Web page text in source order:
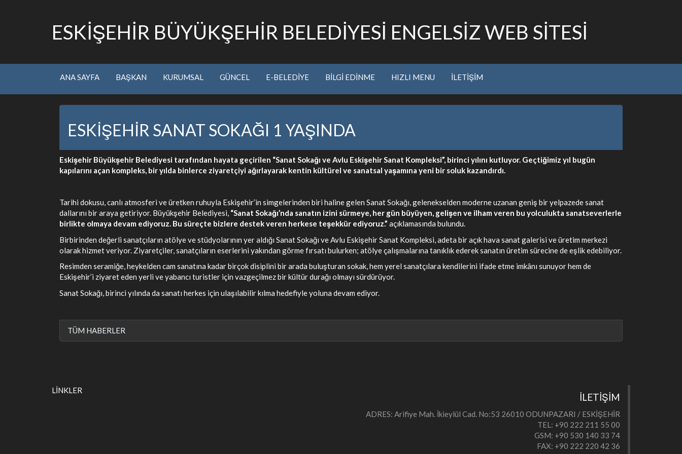
ESKİŞEHİR BÜYÜKŞEHİR BELEDİYESİ ENGELSİZ WEB SİTESİ
ANA SAYFA BAŞKAN KURUMSAL GÜNCEL E-BELEDİYE BİLGİ EDİNME HIZLI MENU İLETİŞİM
ESKİŞEHİR SANAT SOKAĞI 1 YAŞINDA
Eskişehir Büyükşehir Belediyesi tarafından hayata geçirilen “Sanat Sokağı ve Avlu Eskişehir Sanat Kompleksi”, birinci yılını kutluyor. Geçtiğimiz yıl bugün
kapılarını açan kompleks, bir yılda binlerce ziyaretçiyi ağırlayarak kentin kültürel ve sanatsal yaşamına yeni bir soluk kazandırdı.
Tarihi dokusu, canlı atmosferi ve üretken ruhuyla Eskişehir’in simgelerinden biri haline gelen Sanat Sokağı, gelenekselden moderne uzanan geniş bir yelpazede sanat
dallarını bir araya getiriyor. Büyükşehir Belediyesi, “Sanat Sokağı’nda sanatın izini sürmeye, her gün büyüyen, gelişen ve ilham veren bu yolculukta sanatseverlerle
birlikte olmaya devam ediyoruz. Bu süreçte bizlere destek veren herkese teşekkür ediyoruz.” açıklamasında bulundu.
Birbirinden değerli sanatçıların atölye ve stüdyolarının yer aldığı Sanat Sokağı ve Avlu Eskişehir Sanat Kompleksi, adeta bir açık hava sanat galerisi ve üretim merkezi
olarak hizmet veriyor. Ziyaretçiler, sanatçıların eserlerini yakından görme fırsatı bulurken; atölye çalışmalarına tanıklık ederek sanatın üretim sürecine de eşlik edebiliyor.
Resimden seramiğe, heykelden cam sanatına kadar birçok disiplini bir arada buluşturan sokak, hem yerel sanatçılara kendilerini ifade etme imkânı sunuyor hem de
Eskişehir’i ziyaret eden yerli ve yabancı turistler için vazgeçilmez bir kültür durağı olmayı sürdürüyor.
Sanat Sokağı, birinci yılında da sanatı herkes için ulaşılabilir kılma hedefiyle yoluna devam ediyor.
TÜM HABERLER
LİNKLER
İLETİŞİM
ADRES: Arifiye Mah. İkieylül Cad. No:53 26010 ODUNPAZARI / ESKİŞEHİR
TEL: +90 222 211 55 00
GSM: +90 530 140 33 74
FAX: +90 222 220 42 36